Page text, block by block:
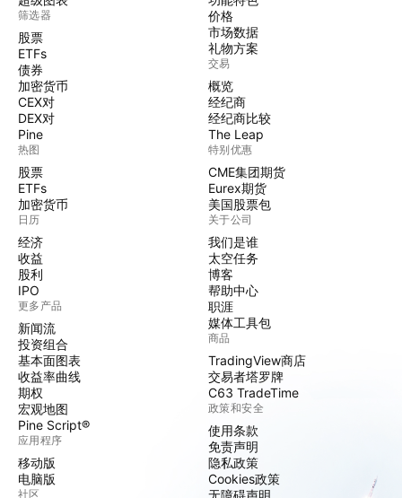
筛选器
股票
ETFs
债券
加密货币
CEX对
DEX对
Pine
热图
股票
ETFs
加密货币
日历
经济
收益
股利
IPO
更多产品
新闻流
投资组合
基本面图表
收益率曲线
期权
宏观地图
Pine Script®
应用程序
移动版
电脑版
社区
价格
市场数据
礼物方案
交易
概览
经纪商
经纪商比较
The Leap
特别优惠
CME集团期货
Eurex期货
美国股票包
关于公司
我们是谁
太空任务
博客
帮助中心
职涯
媒体工具包
商品
TradingView商店
交易者塔罗牌
C63 TradeTime
政策和安全
使用条款
免责声明
隐私政策
Cookies政策
无障碍声明